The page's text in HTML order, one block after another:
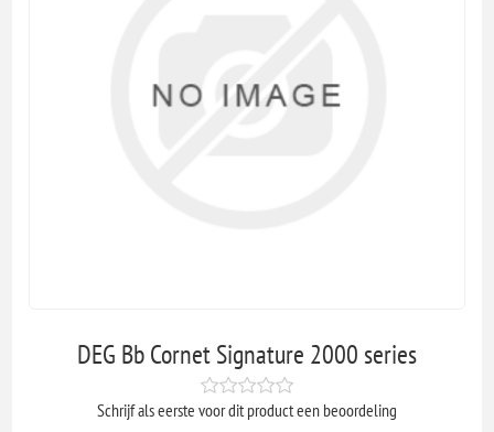
DEG Bb Cornet Signature 2000 series
Schrijf als eerste voor dit product een beoordeling